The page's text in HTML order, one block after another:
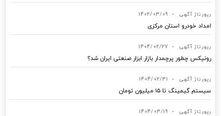
رپورتاژ آگهی •
1402/03/09
امداد خودرو استان مرکزی
رپورتاژ آگهی •
1404/02/27
رونیکس چطور پرچمدار بازار ابزار صنعتی ایران شد؟
رپورتاژ آگهی •
1404/02/31
سیستم گیمینگ تا ۱۵ میلیون تومان
رپورتاژ آگهی •
1404/03/19